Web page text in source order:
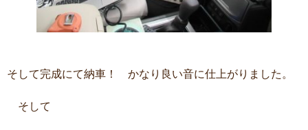
そして完成にて納車！ かなり良い音に仕上がりました。
そして